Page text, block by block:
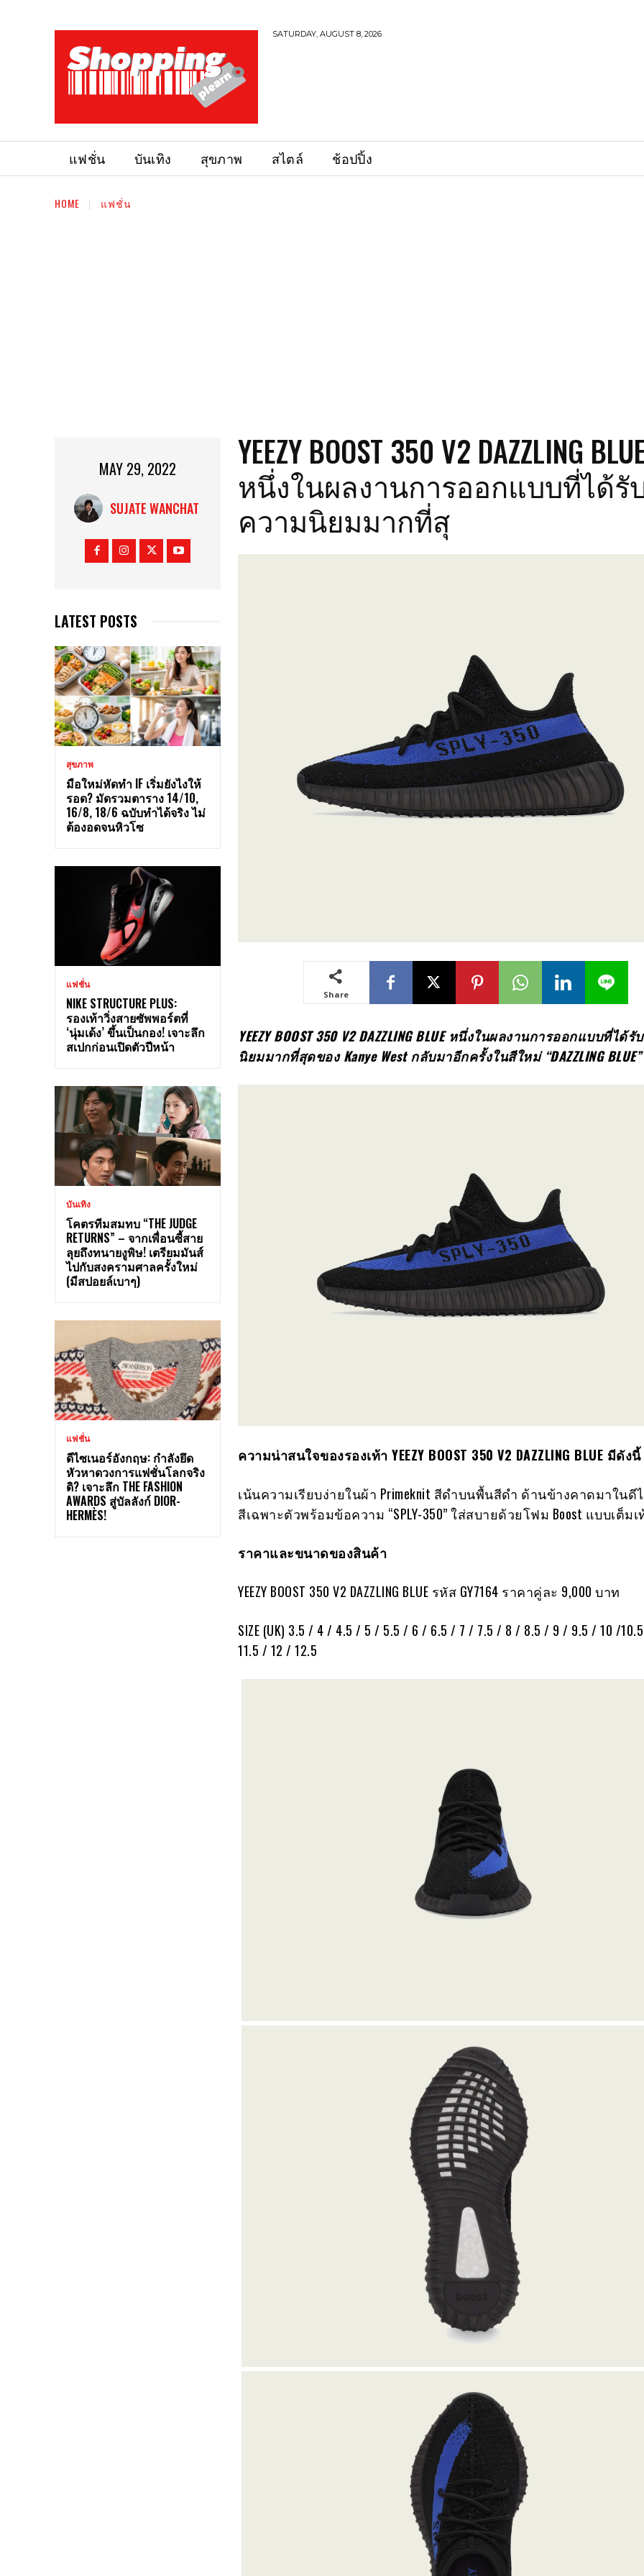
SATURDAY, AUGUST 8, 2026
แฟชั่น บันเทิง สุขภาพ สไตล์ ช้อปปิ้ง
HOME แฟชั่น
MAY 29, 2022
SUJATE WANCHAT
LATEST POSTS
สุขภาพ
มือใหม่หัดทำ IF เริ่มยังไงให้
รอด? มัดรวมตาราง 14/10,
16/8, 18/6 ฉบับทำได้จริง ไม่
ต้องอดจนหิวโซ
แฟชั่น
NIKE STRUCTURE PLUS:
รองเท้าวิ่งสายซัพพอร์ตที่
‘นุ่มเด้ง’ ขึ้นเป็นกอง! เจาะลึก
สเปกก่อนเปิดตัวปีหน้า
บันเทิง
โคตรทีมสมทบ “THE JUDGE
RETURNS” – จากเพื่อนซี้สาย
ลุยถึงทนายงูพิษ! เตรียมมันส์
ไปกับสงครามศาลครั้งใหม่
(มีสปอยล์เบาๆ)
แฟชั่น
ดีไซเนอร์อังกฤษ: กำลังยึด
หัวหาดวงการแฟชั่นโลกจริง
ดิ? เจาะลึก THE FASHION
AWARDS สู่บัลลังก์ DIOR-
HERMÈS!
YEEZY BOOST 350 V2 DAZZLING
หนึ่งในผลงานการออกแบบที่ได้รั
ความนิยมมากที่สุ
Share
YEEZY BOOST 350 V2 DAZZLING BLUEหนึ่งในผลงานการออกแบบที่ได้รั
นิยมมากที่สุดของKanye Westกลับมาอีกครั้งในสีใหม่ “DAZZLING BLUE”
ความน่าสนใจของรองเท้าYEEZY BOOST 350V2 DAZZLING BLUE มีดังนี้
เน้นความเรียบง่ายในผ้า Primeknit สีดำบนพื้นสีดำ ด้านข้างคาดมาใน
สีเฉพาะตัวพร้อมข้อความ “SPLY-350” ใส่สบายด้วยโฟม Boost แบบเต็มเ
ราคาและขนาดของสินค้า
YEEZY BOOST 350 V2 DAZZLING BLUE รหัส GY7164 ราคาคู่ละ 9,000 บาท
SIZE (UK) 3.5 / 4 / 4.5 / 5 / 5.5 / 6 / 6.5 / 7 / 7.5 / 8 / 8.5 / 9 / 9.5 / 10 /
11.5 / 12 / 12.5